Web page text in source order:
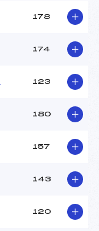
178
174
123
180
157
143
120